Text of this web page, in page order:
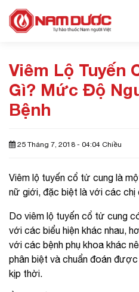
Viêm Lộ Tuyến
Gì? Mức Độ
Bệnh
25 Tháng 7, 2018 - 04:04 Chiều
Viêm lộ tuyến cổ tử cung là
nữ giới, đặc biệt là với các chị
Do viêm lộ tuyến cổ tử cung
với các biểu hiện khác nhau,
với các bệnh phụ khoa khác
phân biệt và chuẩn đoán
kịp thời.